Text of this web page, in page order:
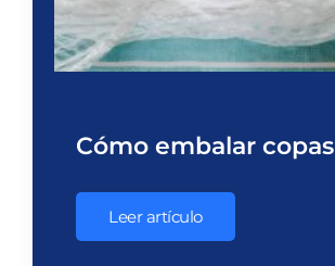
Cómo embalar copas
Leer artículo